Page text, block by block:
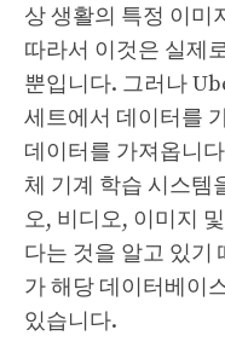
상 생활의 특정 이미
따라서 이것은 실제
뿐입니다. 그러나
세트에서 데이터를
데이터를 가져옵니
체 기계 학습 시스템
오, 비디오, 이미지
다는 것을 알고 있기
가 해당 데이터베이
있습니다.